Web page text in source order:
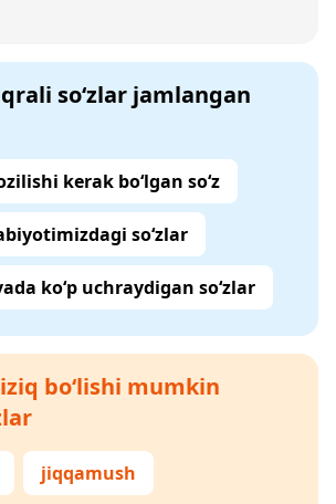
so‘zlar jamlangan
kerak bo‘lgan so‘z
so‘zlar
ko‘p uchraydigan so‘zlar
bo‘lishi mumkin
jiqqamush